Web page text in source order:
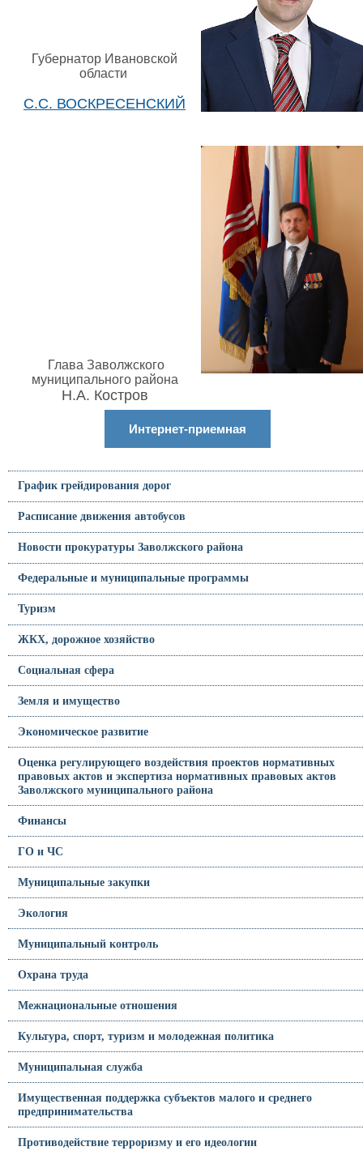
Губернатор Ивановской
области
С.С. ВОСКРЕСЕНСКИЙ
Глава Заволжского
муниципального района
Н.А. Костров
Интернет-приемная
График грейдирования дорог
Расписание движения автобусов
Новости прокуратуры Заволжского района
Федеральные и муниципальные программы
Туризм
ЖКХ, дорожное хозяйство
Социальная сфера
Земля и имущество
Экономическое развитие
Оценка регулирующего воздействия проектов нормативных
правовых актов и экспертиза нормативных правовых актов
Заволжского муниципального района
Финансы
ГО и ЧС
Муниципальные закупки
Экология
Муниципальный контроль
Охрана труда
Межнациональные отношения
Культура, спорт, туризм и молодежная политика
Муниципальная служба
Имущественная поддержка субъектов малого и среднего
предпринимательства
Противодействие терроризму и его идеологии